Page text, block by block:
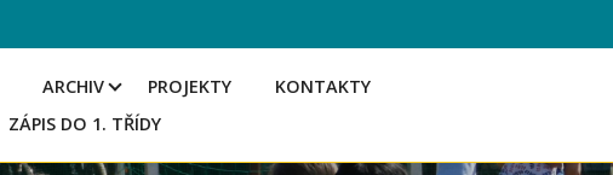
ARCHIV PROJEKTY
KONTAKTY
ZÁPIS DO 1. TŘÍDY